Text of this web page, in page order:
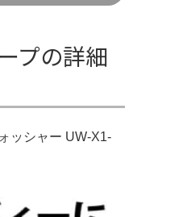
プの詳細
ッシャー UW-X1-